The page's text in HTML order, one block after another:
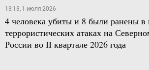
13:13, 1 июля 2026
4 человека убиты и 8 были ранены
террористических атаках на
России во II квартале 2026 года